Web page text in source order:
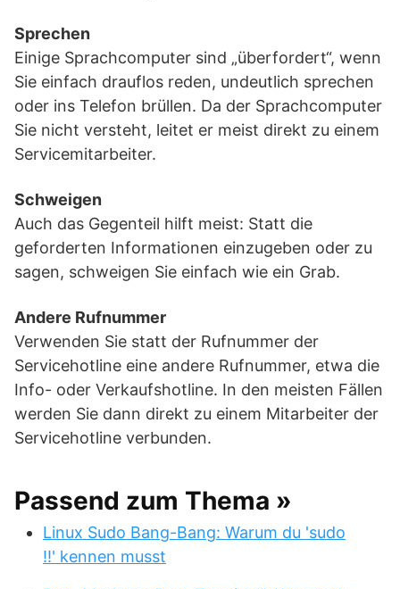
Sprechen
Einige Sprachcomputer sind „überfordert“, wenn
Sie einfach drauflos reden, undeutlich sprechen
oder ins Telefon brüllen. Da der Sprachcomputer
Sie nicht versteht, leitet er meist direkt zu einem
Servicemitarbeiter.
Schweigen
Auch das Gegenteil hilft meist: Statt die
geforderten Informationen einzugeben oder zu
sagen, schweigen Sie einfach wie ein Grab.
Andere Rufnummer
Verwenden Sie statt der Rufnummer der
Servicehotline eine andere Rufnummer, etwa die
Info- oder Verkaufshotline. In den meisten Fällen
werden Sie dann direkt zu einem Mitarbeiter der
Servicehotline verbunden.
Passend zum Thema »
Linux Sudo Bang-Bang: Warum du 'sudo
!!' kennen musst